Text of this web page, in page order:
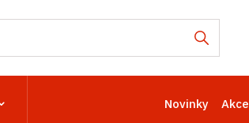
Novinky Akce